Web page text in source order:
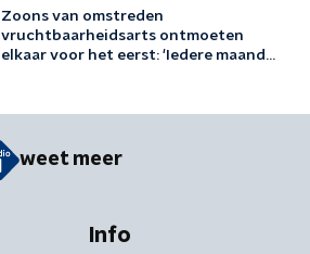
Zoons van omstreden
vruchtbaarheidsarts ontmoeten
elkaar voor het eerst: 'Iedere maand
weet meer
Info